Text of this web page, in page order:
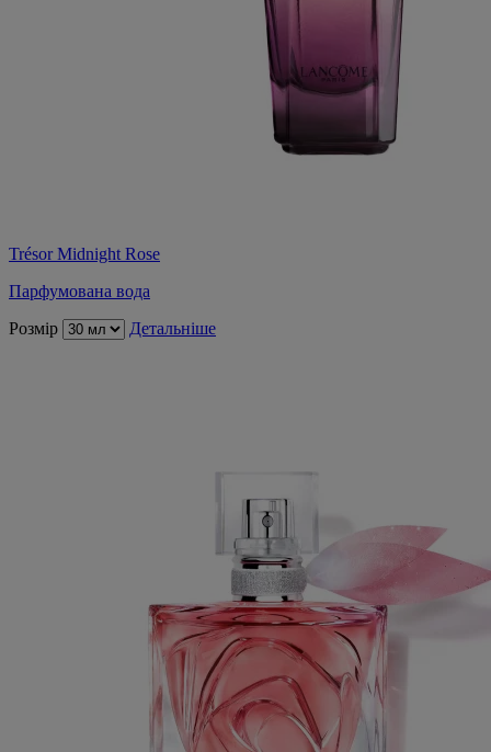
Trésor Midnight Rose
Парфумована вода
Розмір
Детальніше